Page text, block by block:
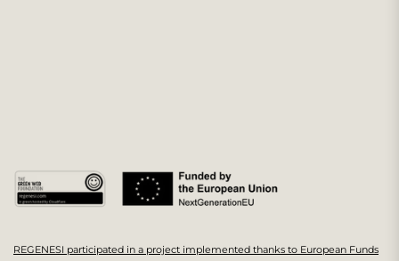
REGENESI participated in a project implemented thanks to European Funds